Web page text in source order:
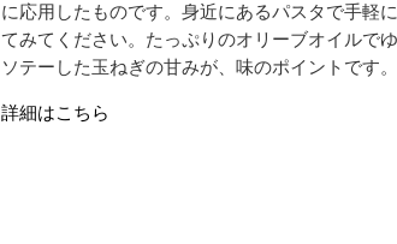
に応用したものです。身近にあるパスタで手軽
てみてください。たっぷりのオリーブオイルで
ソテーした玉ねぎの甘みが、味のポイントです。
詳細はこちら